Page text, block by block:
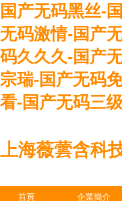
国产无码黑丝-
无码激情-国产
码久久久-国产
宗瑞-国产无码
看-国产无码三
上海薇蕓含科
首頁 企業簡介